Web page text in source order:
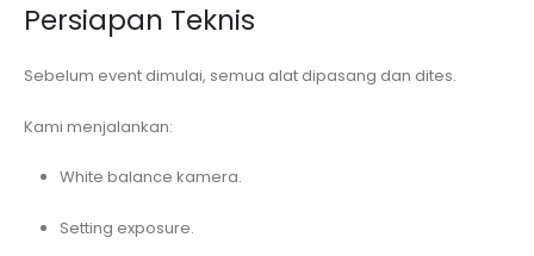
Persiapan Teknis
Sebelum event dimulai, semua alat dipasang dan dites.
Kami menjalankan:
White balance kamera.
Setting exposure.